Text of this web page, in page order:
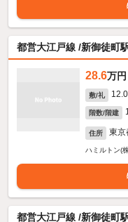
都営大江戸線 /新御徒町
28.6万円
敷/礼
階数/階建
住所 東京
ハミルトン(
都営大江戸線 /新御徒町